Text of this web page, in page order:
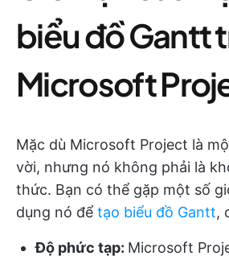
biểu đồ Gantt
Microsoft
Mặc dù Microsoft Project là
vời, nhưng nó không phải là
thức. Bạn có thể gặp một số
dụng nó để tạo biểu đồ Gantt,
Độ phức tạp: Microsoft